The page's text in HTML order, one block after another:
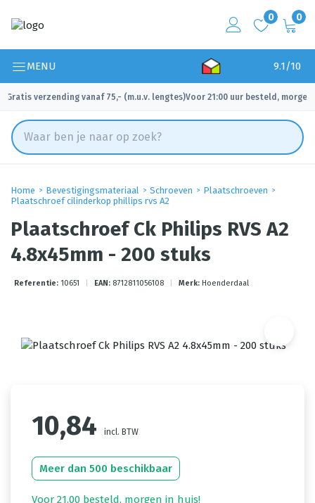
0 0
MENU 9.1/10
Gratis verzending vanaf 75,- (m.u.v. lengtes)
✓ Voor 21:00 uur besteld, morgen
Home Bevestigingsmateriaal Schroeven
Plaatschroeven
Plaatschroef cilinderkop phillips rvs A2
Plaatschroef Ck Philips RVS A2
4.8x45mm - 200 stuks
Referentie: 10651 EAN: 8712811056108 Merk: Hoenderdaal
10,84 incl. BTW
Meer dan 500 beschikbaar
Voor 21.00 besteld, morgen in huis!